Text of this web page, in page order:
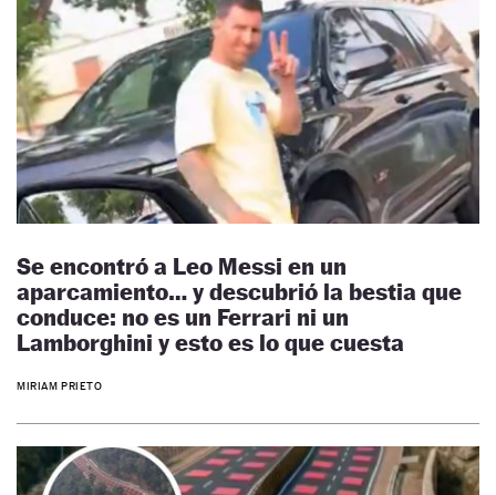
Se encontró a Leo Messi en un
aparcamiento… y descubrió la bestia que
conduce: no es un Ferrari ni un
Lamborghini y esto es lo que cuesta
MIRIAM PRIETO